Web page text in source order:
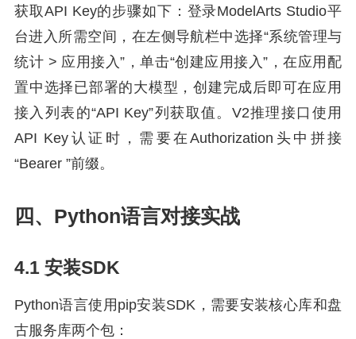
获取API Key的步骤如下：登录ModelArts Studio平
台进入所需空间，在左侧导航栏中选择“系统管理与
统计 > 应用接入”，单击“创建应用接入”，在应用配
置中选择已部署的大模型，创建完成后即可在应用
接入列表的“API Key”列获取值。V2推理接口使用
API Key认证时，需要在Authorization头中拼接
“Bearer ”前缀。
四、Python语言对接实战
4.1 安装SDK
Python语言使用pip安装SDK，需要安装核心库和盘
古服务库两个包：